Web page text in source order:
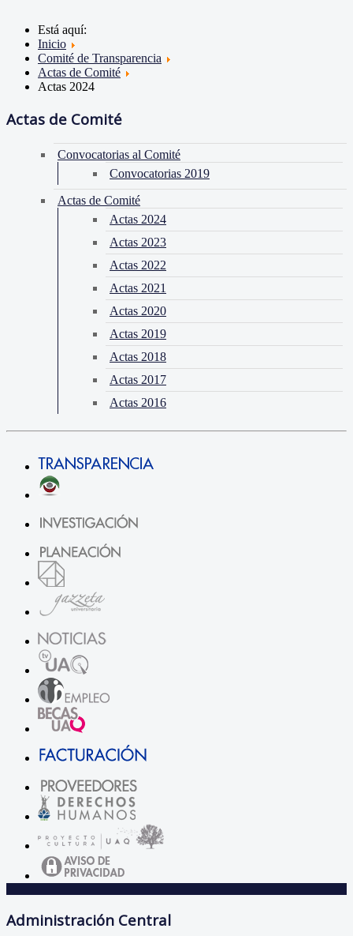
Está aquí:
Inicio
Comité de Transparencia
Actas de Comité
Actas 2024
Actas de Comité
Convocatorias al Comité
Convocatorias 2019
Actas de Comité
Actas 2024
Actas 2023
Actas 2022
Actas 2021
Actas 2020
Actas 2019
Actas 2018
Actas 2017
Actas 2016
Administración Central